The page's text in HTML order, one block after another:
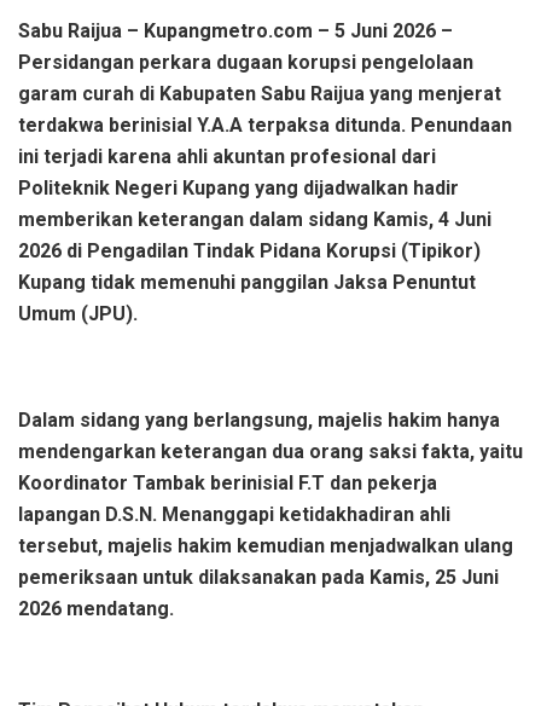
Sabu Raijua – Kupangmetro.com – 5 Juni 2026 –
Persidangan perkara dugaan korupsi pengelolaan
garam curah di Kabupaten Sabu Raijua yang menjerat
terdakwa berinisial Y.A.A terpaksa ditunda. Penundaan
ini terjadi karena ahli akuntan profesional dari
Politeknik Negeri Kupang yang dijadwalkan hadir
memberikan keterangan dalam sidang Kamis, 4 Juni
2026 di Pengadilan Tindak Pidana Korupsi (Tipikor)
Kupang tidak memenuhi panggilan Jaksa Penuntut
Umum (JPU).
Dalam sidang yang berlangsung, majelis hakim hanya
mendengarkan keterangan dua orang saksi fakta, yaitu
Koordinator Tambak berinisial F.T dan pekerja
lapangan D.S.N. Menanggapi ketidakhadiran ahli
tersebut, majelis hakim kemudian menjadwalkan ulang
pemeriksaan untuk dilaksanakan pada Kamis, 25 Juni
2026 mendatang.